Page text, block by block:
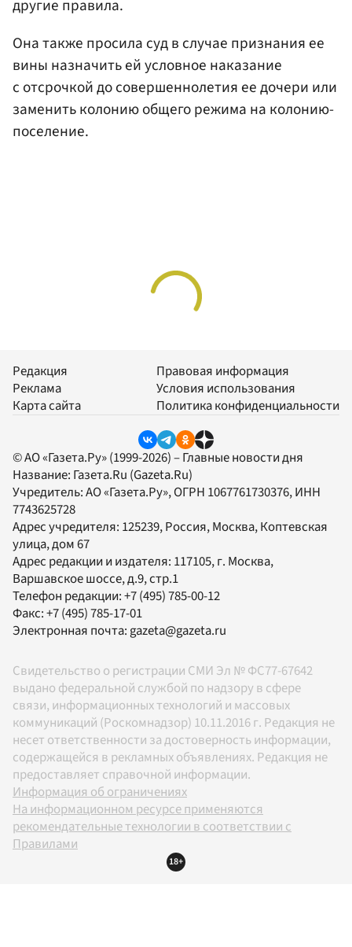
другие правила.
Она также просила суд в случае признания ее
вины назначить ей условное наказание
с отсрочкой до совершеннолетия ее дочери или
заменить колонию общего режима на колонию-
поселение.
Редакция
Реклама
Карта сайта
Правовая информация
Условия использования
Политика конфиденциальности
© АО «Газета.Ру» (1999-2026) – Главные новости дня
Название: Газета.Ru (Gazeta.Ru)
Учредитель:АО «Газета.Ру», ОГРН 1067761730376, ИНН
7743625728
Адрес учредителя: 125239, Россия, Москва, Коптевская
улица, дом 67
Адрес редакции и издателя: 117105, г. Москва,
Варшавское шоссе, д.9, стр.1
Телефон редакции:+7 (495) 785-00-12
Факс:+7 (495) 785-17-01
Электронная почта:gazeta@gazeta.ru
Свидетельство о регистрации СМИ Эл № ФС77-67642
выдано федеральной службой по надзору в сфере
связи, информационных технологий и массовых
коммуникаций (Роскомнадзор) 10.11.2016 г. Редакция не
несет ответственности за достоверность информации,
содержащейся в рекламных объявлениях. Редакция не
предоставляет справочной информации.
Информация об ограничениях
На информационном ресурсе применяются
рекомендательные технологии в соответствии с
Правилами
18+